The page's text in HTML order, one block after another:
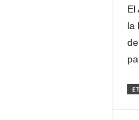
El
la